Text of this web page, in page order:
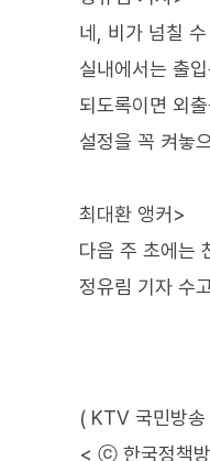
네, 비가 넘칠
실내에서는 출
되도록이면 외
설정을 꼭 켜놓
최대환 앵커>
다음 주 초에는
정유림 기자 수
( KTV 국민방
< ⓒ 한국정책